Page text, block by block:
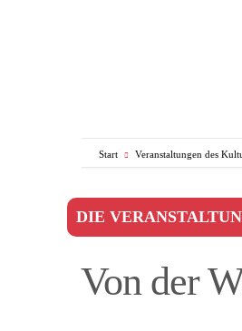
Start Veranstaltungen des
DIE
Von der